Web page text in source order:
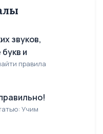
звуков,
и
правила
Учим